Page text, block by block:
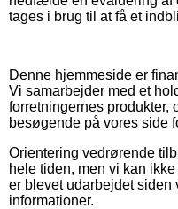
tages i brug til at få et
Denne hjemmeside er
Vi samarbejder med et
forretningernes produkter,
besøgende på vores side
Orientering vedrørende
hele tiden, men vi kan
er blevet udarbejdet siden
informationer.